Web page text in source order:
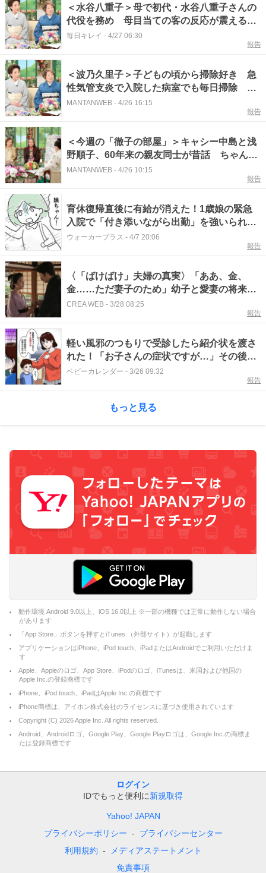
＜水谷八重子＞母で初代・水谷八重子さんの
代役を務め 母目当ての客の反応が震えるほ
ど怖かったと告白 波乃久里子と「徹子の部
毎日キレイ - 4/27 06:30
報告
＜波乃久里子＞子どもの頃から掃除好き 急
性気管支炎で入院した病室でも毎日掃除 水
谷八重子と「徹子の部屋」出演
MANTANWEB - 4/26 16:15
報告
＜今週の「徹子の部屋」＞キャシー中島と浅
野順子、60年来の親友同士が昔話 ちゃんみ
な、初登場で傷ついた過去や葛藤を告白
MANTANWEB - 4/26 10:15
報告
育休復帰直後に有給が消えた！1歳娘の緊急
入院で「付き添いながら出勤」を強いられた
母の壮絶な二重生活【作者に聞く】
ウォーカープラス - 4/7 20:06
報告
〈「ばけばけ」夫婦の真実〉「ああ、金、
金……ただ妻子のため」幼子と愛妻の将来を
憂うあまり、容貌は激変し…夫・八雲の“最後
CREA WEB - 3/28 08:25
報告
軽い風邪のつもりで受診したら紹介状を渡さ
れた！「お子さんの症状ですが…」その後、
5日間入院したワケ
ベビーカレンダー - 3/26 09:32
報告
もっと見る
動作環境 Android 9.0以上、iOS 16.0以上 ※一部の機種では正常に動作しない場合
があります
「App Store」ボタンを押すとiTunes （外部サイト）が起動します
アプリケーションはiPhone、iPod touch、iPadまたはAndroidでご利用いただけま
す
Apple、Appleのロゴ、App Store、iPodのロゴ、iTunesは、米国および他国の
Apple Inc.の登録商標です
iPhone、iPod touch、iPadはApple Inc.の商標です
iPhone商標は、アイホン株式会社のライセンスに基づき使用されています
Copyright (C) 2026Apple Inc. All rights reserved.
Android、Androidロゴ、Google Play、Google Playロゴは、Google Inc.の商標ま
たは登録商標です
ログイン
IDでもっと便利に新規取得
Yahoo! JAPAN
プライバシーポリシー
プライバシーセンター
利用規約
メディアステートメント
免責事項